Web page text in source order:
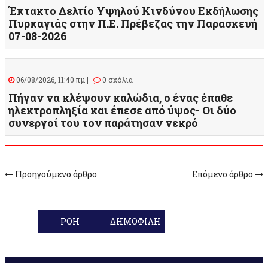
Έκτακτο Δελτίο Υψηλού Κινδύνου Εκδήλωσης
Πυρκαγιάς στην Π.Ε. Πρέβεζας την Παρασκευή
07-08-2026
06/08/2026, 11:40 πμ | 0 σχόλια
Πήγαν να κλέψουν καλώδια, ο ένας έπαθε
ηλεκτροπληξία και έπεσε από ύψος- Οι δύο
συνεργοί του τον παράτησαν νεκρό
Προηγούμενο άρθρο Επόμενο άρθρο
ΡΟΗ ΔΗΜΟΦΙΛΗ